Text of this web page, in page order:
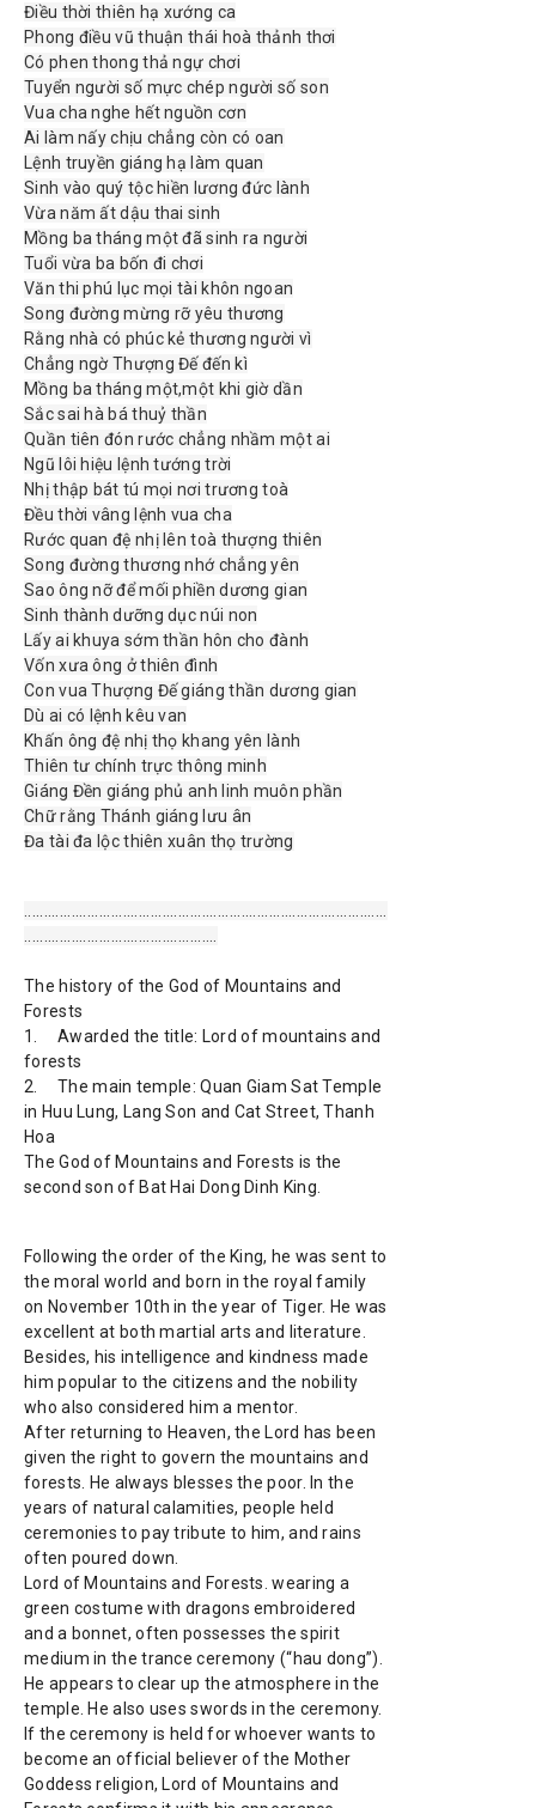
Điều thời thiên hạ xướng ca
Phong điều vũ thuận thái hoà thảnh thơi
Có phen thong thả ngự chơi
Tuyển người số mực chép người số son
Vua cha nghe hết nguồn cơn
Ai làm nấy chịu chẳng còn có oan
Lệnh truyền giáng hạ làm quan
Sinh vào quý tộc hiền lương đức lành
Vừa năm ất dậu thai sinh
Mồng ba tháng một đã sinh ra người
Tuổi vừa ba bốn đi chơi
Văn thi phú lục mọi tài khôn ngoan
Song đường mừng rỡ yêu thương
Rằng nhà có phúc kẻ thương người vì
Chẳng ngờ Thượng Đế đến kì
Mồng ba tháng một,một khi giờ dần
Sắc sai hà bá thuỷ thần
Quần tiên đón rước chẳng nhầm một ai
Ngũ lôi hiệu lệnh tướng trời
Nhị thập bát tú mọi nơi trương toà
Đều thời vâng lệnh vua cha
Rước quan đệ nhị lên toà thượng thiên
Song đường thương nhớ chẳng yên
Sao ông nỡ để mối phiền dương gian
Sinh thành dưỡng dục núi non
Lấy ai khuya sớm thần hôn cho đành
Vốn xưa ông ở thiên đình
Con vua Thượng Đế giáng thần dương gian
Dù ai có lệnh kêu van
Khấn ông đệ nhị thọ khang yên lành
Thiên tư chính trực thông minh
Giáng Đền giáng phủ anh linh muôn phần
Chữ rằng Thánh giáng lưu ân
Đa tài đa lộc thiên xuân thọ trường
The history of the God of Mountains and
Forests
1.
Awarded the title: Lord of mountains and
forests
2.
The main temple: Quan Giam Sat Temple
in Huu Lung, Lang Son and Cat Street, Thanh
Hoa
The God of Mountains and Forests is the
second son of Bat Hai Dong Dinh King.
Following the order of the King, he was sent to
the moral world and born in the royal family
on November 10th in the year of Tiger. He was
excellent at both martial arts and literature.
Besides, his intelligence and kindness made
him popular to the citizens and the nobility
who also considered him a mentor.
After returning to Heaven, the Lord has been
given the right to govern the mountains and
forests. He always blesses the poor. In the
years of natural calamities, people held
ceremonies to pay tribute to him, and rains
often poured down.
Lord of Mountains and Forests. wearing a
green costume with dragons embroidered
and a bonnet, often possesses the spirit
medium in the trance ceremony (“hau dong”).
He appears to clear up the atmosphere in the
temple. He also uses swords in the ceremony.
If the ceremony is held for whoever wants to
become an official believer of the Mother
Goddess religion, Lord of Mountains and